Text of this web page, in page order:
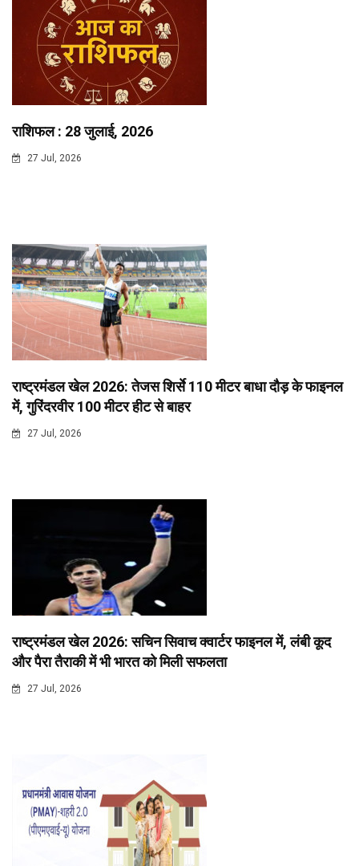
राशिफल : 28 जुलाई, 2026
27 Jul, 2026
राष्ट्रमंडल खेल 2026: तेजस शिर्से 110 मीटर बाधा दौड़ के फाइनल
में, गुरिंदरवीर 100 मीटर हीट से बाहर
27 Jul, 2026
राष्ट्रमंडल खेल 2026: सचिन सिवाच क्वार्टर फाइनल में, लंबी कूद
और पैरा तैराकी में भी भारत को मिली सफलता
27 Jul, 2026